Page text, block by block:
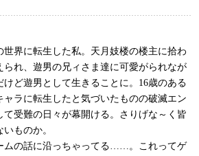
世界に転生した私。天月妓楼の楼主に拾わ
られ、遊男の兄ィさま達に可愛がられなが
けど遊男として生きることに。16歳のある
ャラに転生したと気づいたものの破滅エン
受難の日々が幕開ける。さりげな～く皆
ものか。
ムの話に沿っちゃってる……。これってゲ